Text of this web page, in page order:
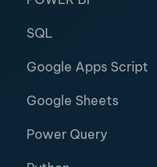
SQL
Google Apps Script
Google Sheets
Power Query